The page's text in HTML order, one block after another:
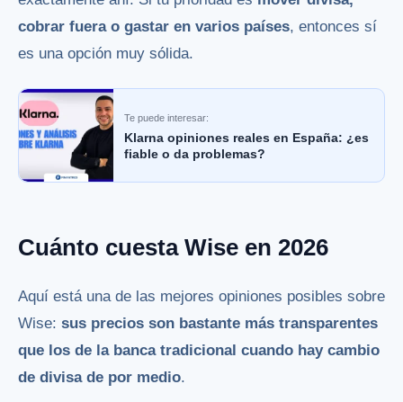
cobrar fuera o gastar en varios países, entonces sí
es una opción muy sólida.
Te puede interesar:
Klarna opiniones reales en España: ¿es
fiable o da problemas?
Cuánto cuesta Wise en 2026
Aquí está una de las mejores opiniones posibles sobre
Wise: sus precios son bastante más transparentes
que los de la banca tradicional cuando hay cambio
de divisa de por medio.